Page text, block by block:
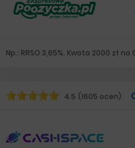
Np.: RRSO 3,65%. Kwota 2000 zł
4.5 (1605 ocen)